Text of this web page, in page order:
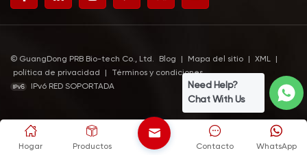
© GuangDong PRB Bio-tech Co., Ltd. Blog Mapa del sitio XML
política de privacidad
Términos y condiciones
IPv6 RED SOPORTADA
Hogar Productos WhatsApp
Contacto
Need Help?
Chat With Us